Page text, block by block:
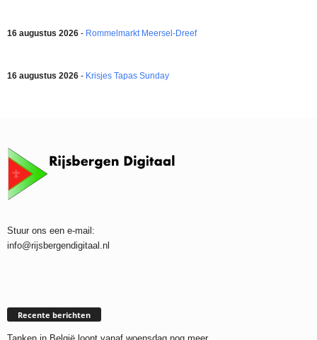
16 augustus 2026 - Rommelmarkt Meersel-Dreef
16 augustus 2026 - Krisjes Tapas Sunday
Stuur ons een e-mail:
info@rijsbergendigitaal.nl
Recente berichten